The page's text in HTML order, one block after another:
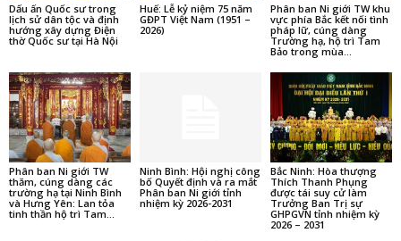
Dấu ấn Quốc sư trong
lịch sử dân tộc và định
hướng xây dựng Điện
thờ Quốc sư tại Hà Nội
Huế: Lễ kỷ niệm 75 năm
GĐPT Việt Nam (1951 –
2026)
Phân ban Ni giới TW khu
vực phía Bắc kết nối tình
pháp lữ, cúng dàng
Trường hạ, hộ trì Tam
Bảo trong mùa...
Phân ban Ni giới TW
thăm, cúng dàng các
trường hạ tại Ninh Bình
và Hưng Yên: Lan tỏa
tinh thần hộ trì Tam...
Ninh Bình: Hội nghị công
bố Quyết định và ra mắt
Phân ban Ni giới tỉnh
nhiệm kỳ 2026-2031
Bắc Ninh: Hòa thượng
Thích Thanh Phụng
được tái suy cử làm
Trưởng Ban Trị sự
GHPGVN tỉnh nhiệm kỳ
2026 – 2031